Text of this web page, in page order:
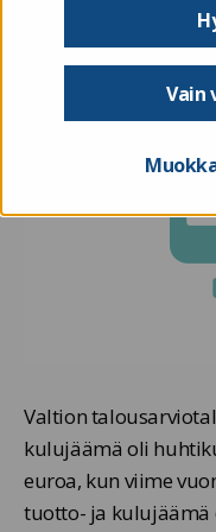
Valtion
kulujäämä oli
euroa, kun viime
tuotto- ja kulujäämä